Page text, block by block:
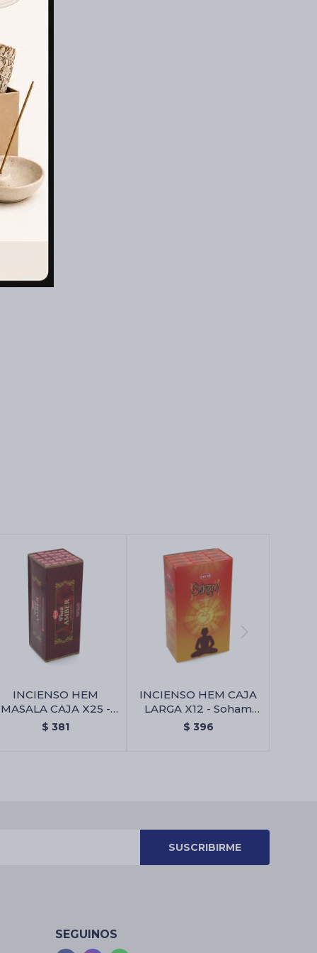
INCIENSO HEM
MASALA CAJA X25 -
Ambar
$ 381
INCIENSO HEM CAJA
LARGA X12 - Soham
Dhoop Batti
$ 396
SUSCRIBIRME
SEGUINOS